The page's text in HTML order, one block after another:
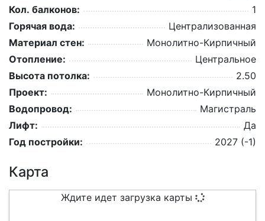
Кол. балконов:
1
Горячая вода:
Централизованная
Материал стен:
Монолитно-Кирпичный
Отопление:
Центральное
Высота потолка:
2.50
Проект:
Монолитно-Кирпичный
Водопровод:
Магистраль
Лифт:
Да
Год постройки:
2027 (-1)
Карта
Ждите идет загрузка карты